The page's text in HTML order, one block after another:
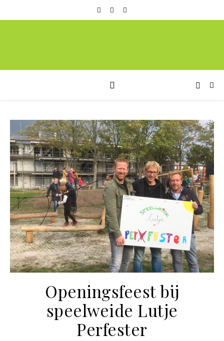
Openingsfeest bij
speelweide Lutje
Perfester